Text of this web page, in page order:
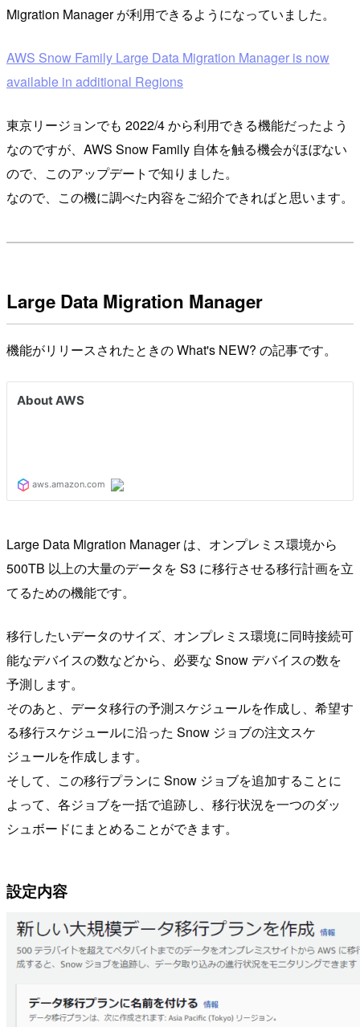
Migration Manager が利用できるようになっていました。
AWS Snow Family Large Data Migration Manager is now
available in additional Regions
東京リージョンでも 2022/4 から利用できる機能だったよう
なのですが、AWS Snow Family 自体を触る機会がほぼない
ので、このアップデートで知りました。
なので、この機に調べた内容をご紹介できればと思います。
Large Data Migration Manager
機能がリリースされたときの What's NEW? の記事です。
Large Data Migration Manager は、オンプレミス環境から
500TB 以上の大量のデータを S3 に移行させる移行計画を立
てるための機能です。
移行したいデータのサイズ、オンプレミス環境に同時接続可
能なデバイスの数などから、必要な Snow デバイスの数を
予測します。
そのあと、データ移行の予測スケジュールを作成し、希望す
る移行スケジュールに沿った Snow ジョブの注文スケ
ジュールを作成します。
そして、この移行プランに Snow ジョブを追加することに
よって、各ジョブを一括で追跡し、移行状況を一つのダッ
シュボードにまとめることができます。
設定内容